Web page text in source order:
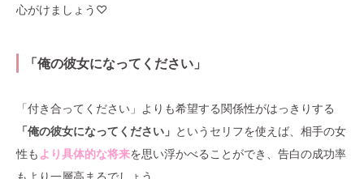
心がけましょう♡
「俺の彼女になってください」
「付き合ってください」よりも希望する関係性がはっきりする
「俺の彼女になってください」 というセリフを使えば、相手の女
性も より具体的な将来を思い浮かべることができ、告白の成功率